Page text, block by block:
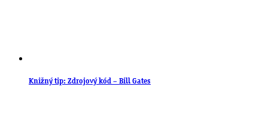
Knižný tip: Zdrojový kód – Bill Gates